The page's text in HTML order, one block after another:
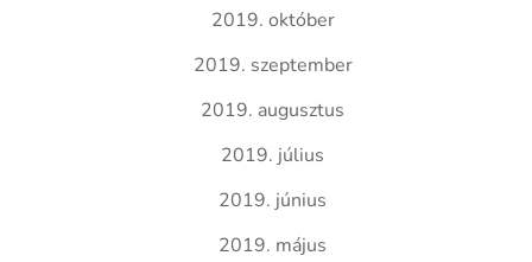
2019. október
2019. szeptember
2019. augusztus
2019. július
2019. június
2019. május